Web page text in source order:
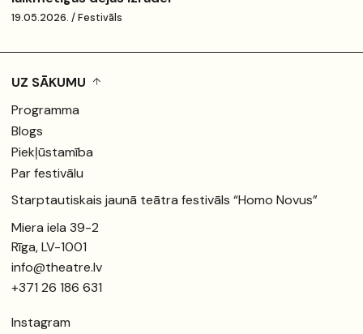
19.05.2026. / Festivāls
UZ SĀKUMU
Programma
Blogs
Piekļūstamība
Par festivālu
Starptautiskais jaunā teātra festivāls “Homo Novus”
Miera iela 39-2
Rīga, LV-1001
info@theatre.lv
+371 26 186 631
Instagram